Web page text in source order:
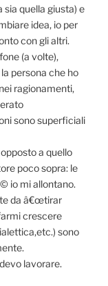
sia quella giusta) e
idea, io per
con gli altri.
(a volte),
persona che ho
ragionamenti,
sono superficiali
a quello
poco sopra: le
io mi allontano.
da â€œtirar
crescere
sono
lavorare.